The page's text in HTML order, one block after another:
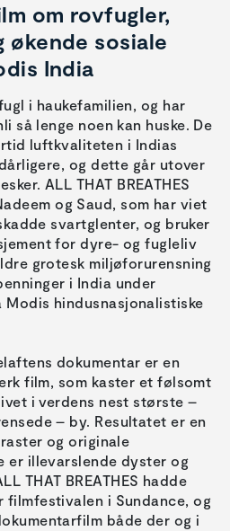
om rovfugler,
økende sosiale
India
i haukefamilien, og har
så lenge noen kan huske. De
luftkvaliteten i Indias
og dette går utover
ALL THAT BREATHES
og Saud, som har viet
svartglenter, og bruker
for dyre- og fugleliv
grotesk miljøforurensning
i India under
hindusnasjonalistiske
dokumentar er en
film, som kaster et følsomt
i verdens nest største –
– by. Resultatet er en
og originale
er illevarslende dyster og
THAT BREATHES hadde
filmfestivalen i Sundance, og
både der og i